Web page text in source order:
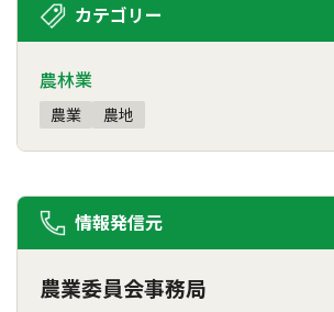
カテゴリー
農林業
農業 農地
情報発信元
農業委員会事務局